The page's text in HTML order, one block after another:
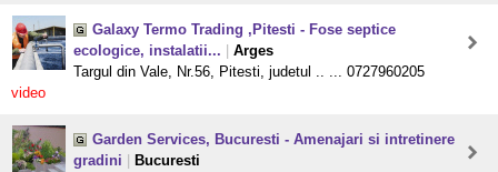
Galaxy Termo Trading ,Pitesti - Fose septice
ecologice, instalatii...
Arges
Targul din Vale, Nr.56, Pitesti, judetul .. ... 0727960205
video
Garden Services, Bucuresti - Amenajari si intretinere
gradini
Bucuresti